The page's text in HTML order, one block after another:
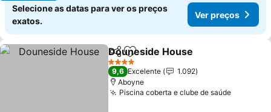
Selecione as datas para ver os preços
exatos.
Ver preços
PartilharAdicionar aos favoritos
Douneside House
4 Estrelas
9,6 Excelente
1.092
Aboyne
Piscina coberta e clube de saúde